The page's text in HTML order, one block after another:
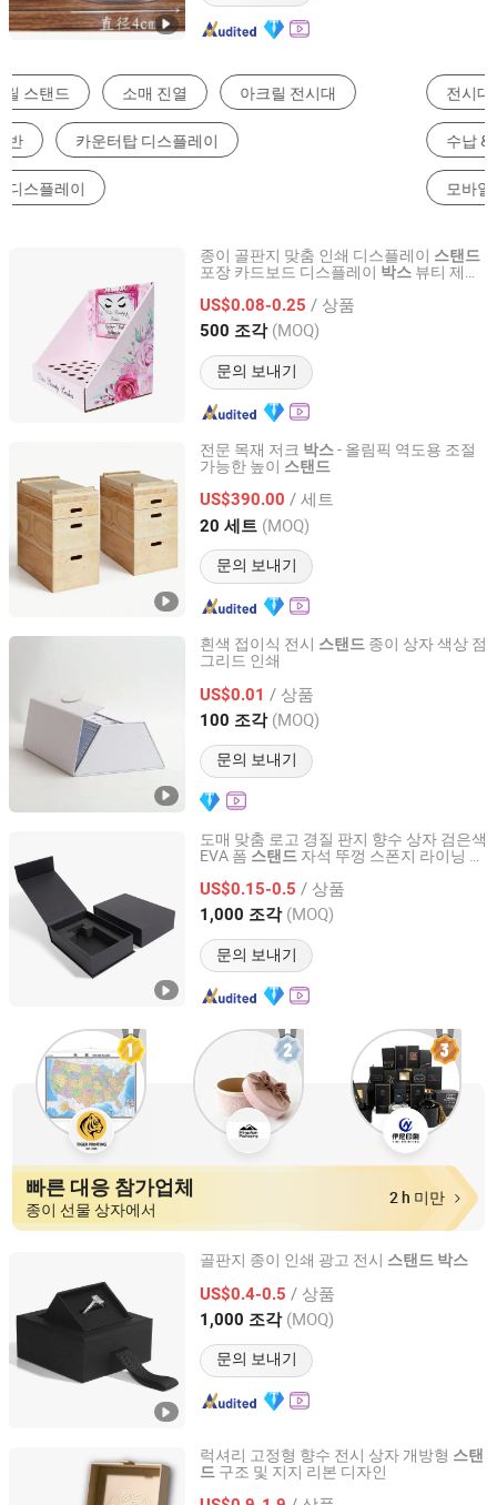
전시대 종이 선물 상자 태블릿 케이스 & 커버
수납 & 정리 용품 배너 거치대
모바일 폰 베이직 케이스
종이 골판지 맞춤 인쇄 디스플레이 스탠드
포장 카드보드 디스플레이 박스 뷰티 제품
US$0.08-0.25 / 상품
500 조각 (MOQ)
문의 보내기
Xiamen Fulego International Trade Co., Ltd.
Fujian, China 이후 2019
전문 목재 저크 박스- 올림픽 역도용 조절
가능한 높이 스탠드
US$390.00 / 세트
20 세트 (MOQ)
문의 보내기
Nantong Get-Fit Sports Co., Ltd.
Jiangsu, China 이후 2025
흰색 접이식 전시 스탠드 종이 상자 색상 점
그리드 인쇄
US$0.01 / 상품
100 조각 (MOQ)
문의 보내기
Youyou International Trade (Guangzhou) Co., Ltd.
Guangdong, China 이후 2026
도매 맞춤 로고 경질 판지 향수 상자 검은색
EVA 폼 스탠드 자석 뚜껑 스폰지 라이닝 스
US$0.15-0.5 / 상품
1,000 조각 (MOQ)
문의 보내기
Guangzhou Royal Printing & Packaging Co., Ltd.
Guangdong, China 이후 2025
빠른 대응 참가업체
종이 선물 상자에서
2 h 미만
골판지 종이 인쇄 광고 전시 스탠드 박스
US$0.4-0.5 / 상품
1,000 조각 (MOQ)
문의 보내기
Guangzhou Weiye Color Printing Co., Ltd.
Guangdong, China 이후 2015
럭셔리 고정형 향수 전시 상자 개방형 스탠
드 구조 및 지지 리본 디자인
Xiamen Fangcun Chengpin Packaging Co., Ltd.